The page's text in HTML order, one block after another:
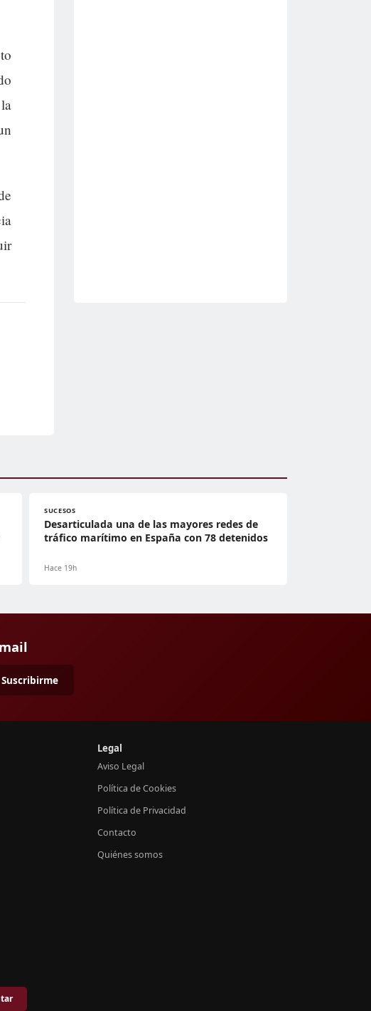
SUCESOS
Desarticulada una de las mayores redes de
tráfico marítimo en España con 78 detenidos
Hace 19h
Suscribirme
Legal
Aviso Legal
Política de Cookies
Política de Privacidad
Contacto
Quiénes somos